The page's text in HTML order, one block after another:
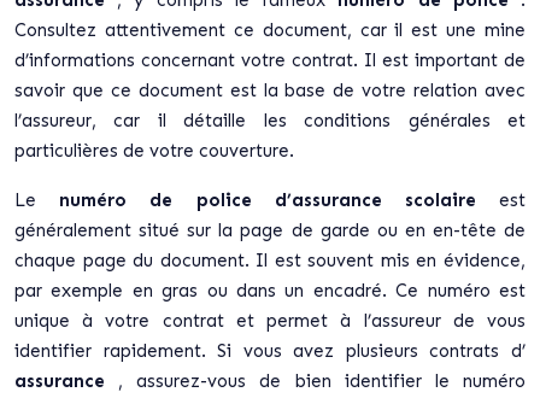
Consultez attentivement ce document, car il est une mine
d’informations concernant votre contrat. Il est important de
savoir que ce document est la base de votre relation avec
l’assureur, car il détaille les conditions générales et
particulières de votre couverture.
Le numéro de police d’assurance scolaireest
généralement situé sur la page de garde ou en en-tête de
chaque page du document. Il est souvent mis en évidence,
par exemple en gras ou dans un encadré. Ce numéro est
unique à votre contrat et permet à l’assureur de vous
identifier rapidement. Si vous avez plusieurs contrats d’
assurance , assurez-vous de bien identifier le numéro